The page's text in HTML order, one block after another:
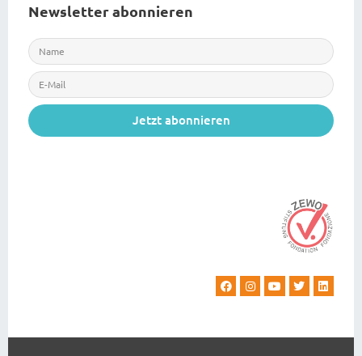
Newsletter abonnieren
Jetzt abonnieren